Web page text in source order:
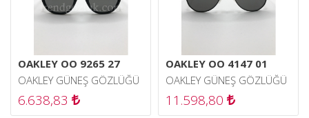
OAKLEY OO 9265 27
OAKLEY GÜNEŞ GÖZLÜĞÜ
6.638,83
OAKLEY OO 4147 01
OAKLEY GÜNEŞ GÖZLÜĞÜ
11.598,80